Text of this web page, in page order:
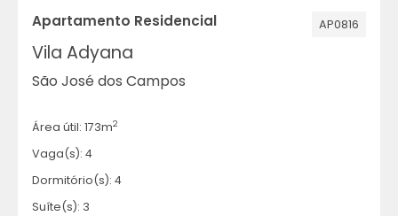
Apartamento Residencial AP0816
Vila Adyana
São José dos Campos
Área útil: 173m2
Vaga(s): 4
Dormitório(s): 4
Suíte(s): 3